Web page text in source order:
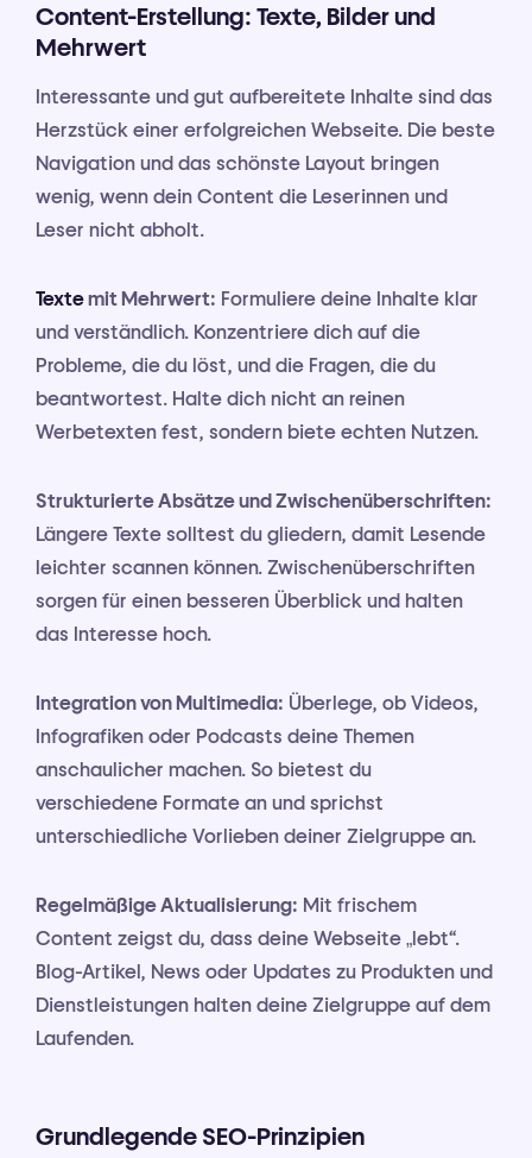
Content-Erstellung: Texte, Bilder und
Mehrwert
Interessante und gut aufbereitete Inhalte sind das
Herzstück einer erfolgreichen Webseite. Die beste
Navigation und das schönste Layout bringen
wenig, wenn dein Content die Leserinnen und
Leser nicht abholt.
Textemit Mehrwert: Formuliere deine Inhalte klar
und verständlich. Konzentriere dich auf die
Probleme, die du löst, und die Fragen, die du
beantwortest. Halte dich nicht an reinen
Werbetexten fest, sondern biete echten Nutzen.
Strukturierte Absätze und Zwischenüberschriften:
Längere Texte solltest du gliedern, damit Lesende
leichter scannen können. Zwischenüberschriften
sorgen für einen besseren Überblick und halten
das Interesse hoch.
Integration von Multimedia: Überlege, ob Videos,
Infografiken oder Podcasts deine Themen
anschaulicher machen. So bietest du
verschiedene Formate an und sprichst
unterschiedliche Vorlieben deiner Zielgruppe an.
Regelmäßige Aktualisierung: Mit frischem
Content zeigst du, dass deine Webseite „lebt“.
Blog-Artikel, News oder Updates zu Produkten und
Dienstleistungen halten deine Zielgruppe auf dem
Laufenden.
Grundlegende SEO-Prinzipien